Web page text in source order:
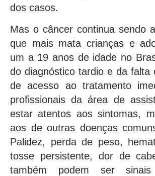
dos casos.
Mas o câncer continua sendo
que mais mata crianças e
um a 19 anos de idade no
do diagnóstico tardio e da falta
de acesso ao tratamento
profissionais da área de
estar atentos aos sintomas,
aos de outras doenças
Palidez, perda de peso,
tosse persistente, dor de
também podem ser